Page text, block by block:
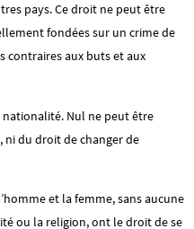
pays. Ce droit ne peut être
fondées sur un crime de
contraires aux buts et aux
Nul ne peut être
du droit de changer de
et la femme, sans aucune
ou la religion, ont le droit de se